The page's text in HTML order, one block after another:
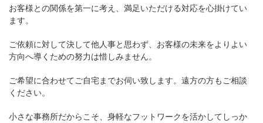
お客様との関係を第一に考え、満足いただける対応を心掛けてい
ます。
ご依頼に対して決して他人事と思わず、お客様の未来をよりよい
方向へ導くための努力は惜しみません。
ご希望に合わせてご自宅までお伺い致します。遠方の方もご相談
ください。
小さな事務所だからこそ、身軽なフットワークを活かしてしっか